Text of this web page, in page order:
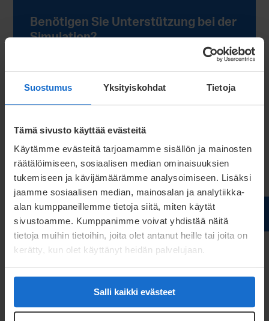
Suostumus Yksityiskohdat Tietoja
Tämä sivusto käyttää evästeitä
Käytämme evästeitä tarjoamamme sisällön ja mainosten
räätälöimiseen, sosiaalisen median ominaisuuksien
tukemiseen ja kävijämäärämme analysoimiseen. Lisäksi
jaamme sosiaalisen median, mainosalan ja analytiikka-
alan kumppaneillemme tietoja siitä, miten käytät
sivustoamme. Kumppanimme voivat yhdistää näitä
tietoja muihin tietoihin, joita olet antanut heille tai joita on
kerätty, kun olet käyttänyt heidän palvelujaan.
Salli kaikki evästeet
Benötigen Sie Unterstützung bei der
Simulation?
Meconets Planungsunterstützung
für Nachhaltigkeit
Lesen Sie mehr